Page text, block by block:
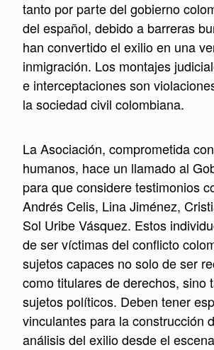
tanto por parte del gobierno
del español, debido a barreras
han convertido el exilio en una
inmigración. Los montajes
e interceptaciones son
la sociedad civil colombiana.
La Asociación, comprometida
humanos, hace un llamado al
para que considere testimonios
Andrés Celis, Lina Jiménez,
Sol Uribe Vásquez. Estos
de ser víctimas del conflicto
sujetos capaces no solo de ser
como titulares de derechos, sino
sujetos políticos. Deben tener
vinculantes para la construcción
análisis del exilio desde el